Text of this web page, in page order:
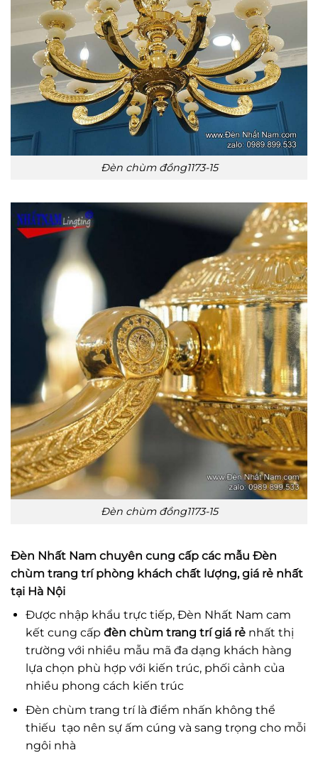
Đèn chùm đồng1173-15
Đèn chùm đồng1173-15
Đèn Nhất Nam chuyên cung cấp các mẫu Đèn
chùm trang trí phòng khách chất lượng, giá rẻ nhất
tại Hà Nội
Được nhập khẩu trực tiếp, Đèn Nhất Nam cam
kết cung cấp đèn chùm trang trí giá rẻnhất thị
trường với nhiều mẫu mã đa dạng khách hàng
lựa chọn phù hợp với kiến trúc, phối cảnh của
nhiều phong cách kiến trúc
Đèn chùm trang trí là điểm nhấn không thể
thiếu tạo nên sự ấm cúng và sang trọng cho mỗi
ngôi nhà